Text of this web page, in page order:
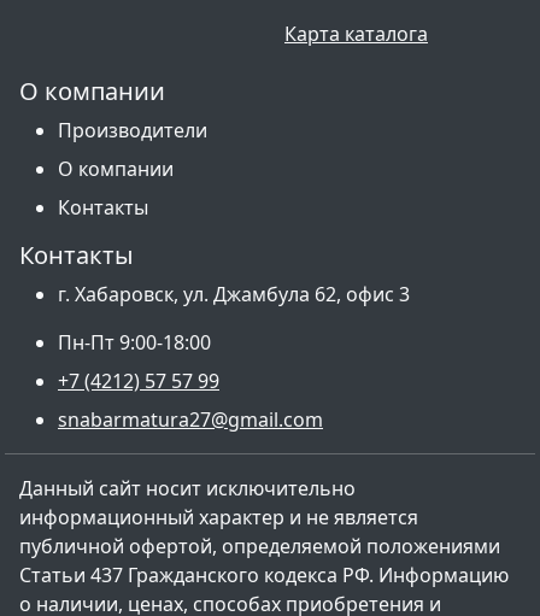
Карта каталога
О компании
Производители
О компании
Контакты
Контакты
г. Хабаровск, ул. Джамбула 62, офис 3
Пн-Пт 9:00-18:00
+7 (4212) 57 57 99
snabarmatura27@gmail.com
Данный сайт носит исключительно
информационный характер и не является
публичной офертой, определяемой положениями
Статьи 437 Гражданского кодекса РФ. Информацию
о наличии, ценах, способах приобретения и